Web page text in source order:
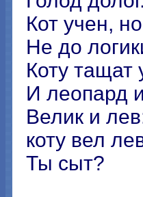
Кот учен,
Не до
Коту тащат
И леопард
Велик и
коту вел
Ты сыт?